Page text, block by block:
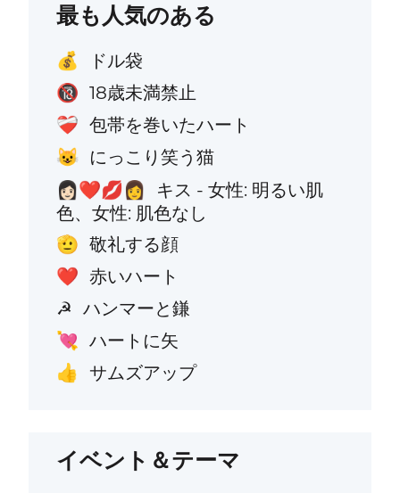
最も人気のある
💰 ドル袋
🔞 18歳未満禁止
❤️‍🩹 包帯を巻いたハート
😺 にっこり笑う猫
👩🏻‍❤️‍💋‍👩
キス - 女性: 明るい肌
色、女性: 肌色なし
🫡 敬礼する顔
❤️ 赤いハート
☭ ハンマーと鎌
💘 ハートに矢
👍 サムズアップ
イベント＆テーマ